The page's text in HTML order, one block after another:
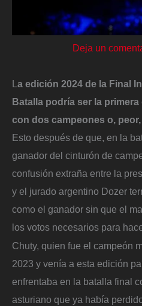
Deja un
L a edición 2024 de la Final
Batalla podría ser la
con dos campeones o,
Esto después de que, en la
ganador del cinturón de
confusión extraña entre la
y el jurado argentino Dozer
como el ganador sin que el
los votos necesarios para
Chuty, quien fue el campeón
2023 y venía a esta edición
enfrentaba en la batalla final
asturiano que ya había